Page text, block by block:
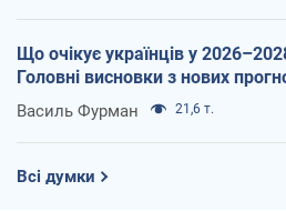
Що очікує українців у
Головні висновки з нових
Василь Фурман 21,6 т.
Всі думки